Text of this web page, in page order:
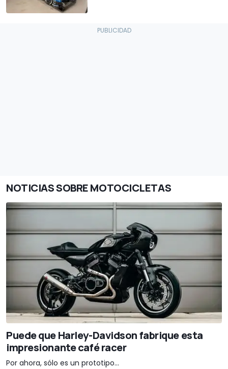
NOTICIAS SOBRE MOTOCICLETAS
Puede que Harley-Davidson fabrique esta
impresionante café racer
Por ahora, sólo es un prototipo...